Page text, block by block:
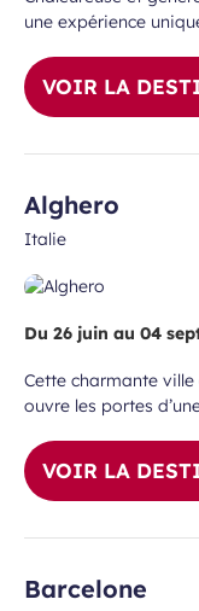
une expérience
VOIR LA
Alghero
Italie
Du 26 juin au 04
Cette charmante
ouvre les portes
VOIR LA
Barcelone